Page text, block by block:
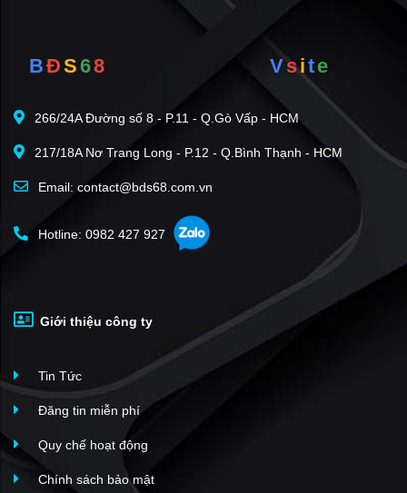
BĐS68 Vsite
266/24A Đường số 8 - P.11 - Q.Gò Vấp - HCM
217/18A Nơ Trang Long - P.12 - Q.Bình Thạnh - HCM
Email: contact@bds68.com.vn
Hotline: 0982 427 927
Giới thiệu công ty
Tin Tức
Đăng tin miễn phí
Quy chế hoạt động
Chính sách bảo mật